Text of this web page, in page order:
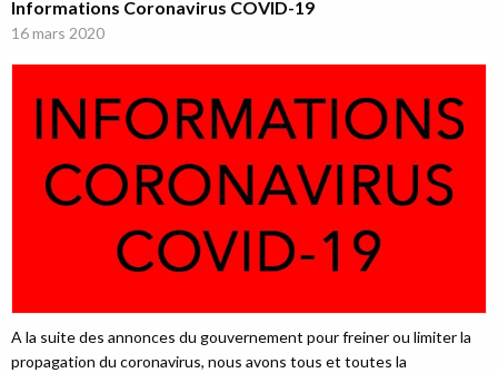
Informations Coronavirus COVID-19
16 mars 2020
A la suite des annonces du gouvernement pour freiner ou limiter la
propagation du coronavirus, nous avons tous et toutes la